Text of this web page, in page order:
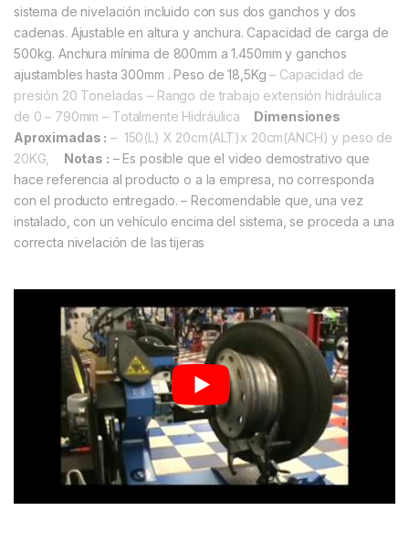
sistema de nivelación incluido con sus dos ganchos y dos
cadenas. Ajustable en altura y anchura. Capacidad de carga de
500kg. Anchura mínima de 800mm a 1.450mm y ganchos
ajustambles hasta 300mm . Peso de 18,5Kg – Capacidad de
presión 20 Toneladas – Rango de trabajo extensión hidráulica
de 0 – 790mm – Totalmente Hidráulica
Dimensiones
Aproximadas : – 150(L) X 20cm(ALT)x 20cm(ANCH) y peso de
20KG,
Notas : – Es posible que el video demostrativo que
hace referencia al producto o a la empresa, no corresponda
con el producto entregado. – Recomendable que, una vez
instalado, con un vehículo encima del sistema, se proceda a una
correcta nivelación de las tijeras